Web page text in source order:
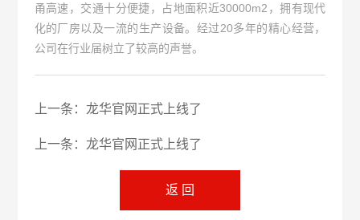
甬高速，交通十分便捷，占地面积近30000m2，拥有现代
化的厂房以及一流的生产设备。经过20多年的精心经营，
公司在行业届树立了较高的声誉。
上一条： 龙华官网正式上线了
上一条： 龙华官网正式上线了
返 回